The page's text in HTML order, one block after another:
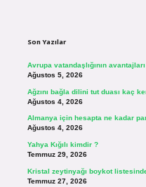
Son Yazılar
Avrupa vatandaşlığının
Ağustos 5, 2026
Ağzını bağla dilini tut duası kaç
Ağustos 4, 2026
Almanya için hesapta ne kadar
Ağustos 4, 2026
Yahya Kığılı kimdir ?
Temmuz 29, 2026
Kristal zeytinyağı boykot
Temmuz 27, 2026